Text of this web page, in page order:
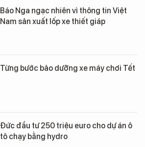
Báo Nga ngạc nhiên vì thông tin Việt
Nam sản xuất lốp xe thiết giáp
Từng bước bảo dưỡng xe máy chơi Tết
Đức đầu tư 250 triệu euro cho dự án ô
tô chạy bằng hydro